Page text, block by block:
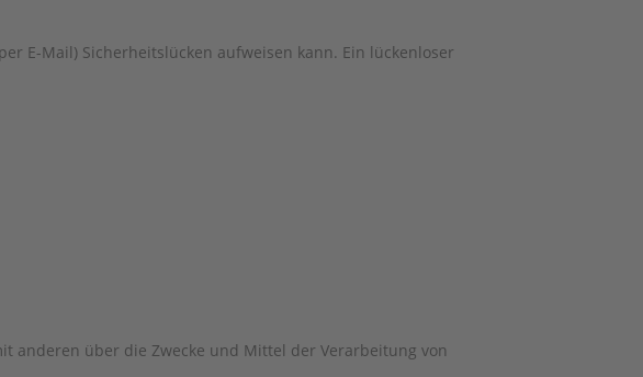
E-Mail) Sicherheitslücken aufweisen kann. Ein lückenloser
anderen über die Zwecke und Mittel der Verarbeitung von